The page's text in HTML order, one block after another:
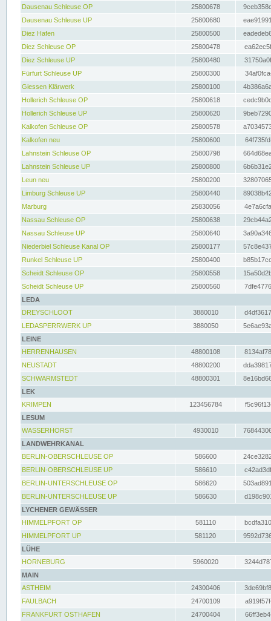
Dausenau Schleuse OP
25800678
Dausenau Schleuse UP
25800680
Diez Hafen
25800500
Diez Schleuse OP
25800478
Diez Schleuse UP
25800480
Fürfurt Schleuse UP
25800300
Giessen Klärwerk
25800100
Hollerich Schleuse OP
25800618
Hollerich Schleuse UP
25800620
Kalkofen Schleuse OP
25800578
Kalkofen neu
25800600
Lahnstein Schleuse OP
25800798
Lahnstein Schleuse UP
25800800
Leun neu
25800200
Limburg Schleuse UP
25800440
Marburg
25830056
Nassau Schleuse OP
25800638
Nassau Schleuse UP
25800640
Niederbiel Schleuse Kanal OP
25800177
Runkel Schleuse UP
25800400
Scheidt Schleuse OP
25800558
Scheidt Schleuse UP
25800560
LEDA
DREYSCHLOOT
3880010
LEDASPERRWERK UP
3880050
LEINE
HERRENHAUSEN
48800108
NEUSTADT
48800200
SCHWARMSTEDT
48800301
LEK
KRIMPEN
123456784
LESUM
WASSERHORST
4930010
LANDWEHRKANAL
BERLIN-OBERSCHLEUSE OP
586600
BERLIN-OBERSCHLEUSE UP
586610
BERLIN-UNTERSCHLEUSE OP
586620
BERLIN-UNTERSCHLEUSE UP
586630
LYCHENER GEWÄSSER
HIMMELPFORT OP
581110
HIMMELPFORT UP
581120
LÜHE
HORNEBURG
5960020
MAIN
ASTHEIM
24300406
FAULBACH
24700109
FRANKFURT OSTHAFEN
24700404